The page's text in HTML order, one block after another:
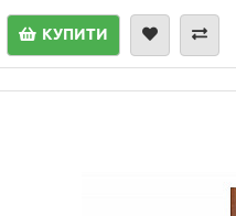
КУПИТИ